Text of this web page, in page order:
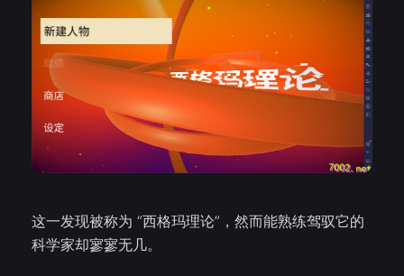
这一发现被称为 “西格玛理论”，然而能熟练驾驭它的
科学家却寥寥无几。